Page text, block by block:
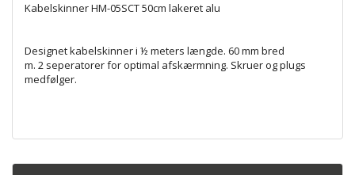
Kabelskinner HM-05SCT 50cm lakeret alu
Designet kabelskinner i ½ meters længde. 60 mm bred
m. 2 seperatorer for optimal afskærmning. Skruer og plugs
medfølger.